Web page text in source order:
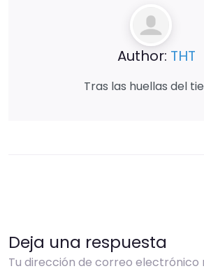
Author: THT
Tras las huellas del
Deja una respuesta
Tu dirección de correo electrónico